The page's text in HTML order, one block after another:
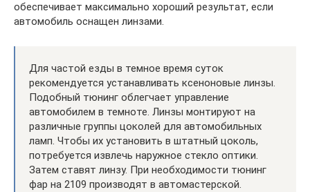
обеспечивает максимально хороший результат, если
автомобиль оснащен линзами.
Для частой езды в темное время суток
рекомендуется устанавливать ксеноновые линзы.
Подобный тюнинг облегчает управление
автомобилем в темноте. Линзы монтируют на
различные группы цоколей для автомобильных
ламп. Чтобы их установить в штатный цоколь,
потребуется извлечь наружное стекло оптики.
Затем ставят линзу. При необходимости тюнинг
фар на 2109 производят в автомастерской.